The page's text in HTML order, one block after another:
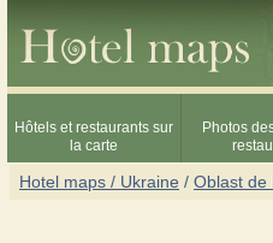
Hôtels et restaurants sur
la carte
Photos
Hotel maps / Ukraine / Oblast de